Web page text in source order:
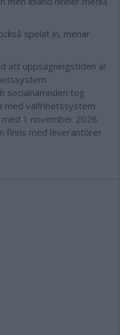
spelat in, menar
att uppsägningstiden är
socialnämnden tog
med valfrihetssystem
1 november 2026.
finns med leverantörer